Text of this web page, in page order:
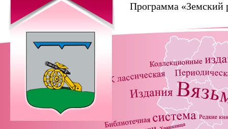
Программа «Земский